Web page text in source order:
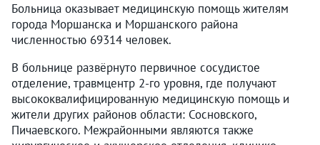
Больница оказывает медицинскую помощь жителям
города Моршанска и Моршанского района
численностью 69314 человек.
В больнице развёрнуто первичное сосудистое
отделение, травмцентр 2-го уровня, где получают
высококвалифицированную медицинскую помощь и
жители других районов области: Сосновского,
Пичаевского. Межрайонными являются также